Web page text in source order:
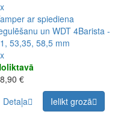
ar spiediena
un WDT 4Barista -
53,35, 58,5 mm
€
Detaļa
Ielikt grozā